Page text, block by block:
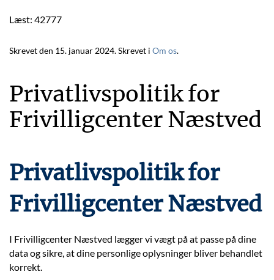
Læst: 42777
Skrevet den 15. januar 2024. Skrevet i Om os.
Privatlivspolitik for
Frivilligcenter Næstved
Privatlivspolitik for
Frivilligcenter Næstved
I Frivilligcenter Næstved lægger vi vægt på at passe på dine
data og sikre, at dine personlige oplysninger bliver behandlet
korrekt.